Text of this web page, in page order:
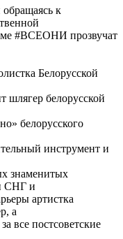
обращаясь к
#ВСЕОНИ прозвучат
Белорусской
шлягер белорусской
белорусского
инструмент и
знаменитых
СНГ и
артистка
а
все постсоветские